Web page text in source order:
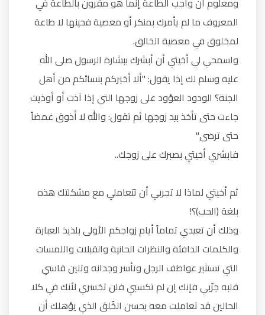
المعروف ما لم يأمرك بمنكر أو معصية فحينها لا طاعة
لمخلوق في معصية الخالق.
واسمحي لي أخيتي أن أبشرك ببشارة الرسول صلى الله
عليه وسلم لك إذا يقول: "ألا أخبركم بنسائكم من أهل
الجنة؟ الودود العؤود على زوجها التي إذا آذت أو أوذيت
جاءت حتى تأخذ بيد زوجها ثم تقول: والله لا أذوق غمضاً
حتى ترضى"
فابشري أخيتي بصبرك على زوجك..
ثم أخيتي لماذا لا تجربي أن تتعاملي مع مشكلتك هذه
بلغة (الحب)؟!
وذلك أن تعيدي تماماً أيام زواجكم الأولى بلذيذ العبارة
والكلمات الدافئة والنظرات الحانية والقبلات واللمسات
التي تستثير عواطف الرجل وتأسر وجدانه وتلين قاسي
قلبه جرّبي فإنك إن لم تكسبي فلن تخسري لأنك في كلا
الحالين قد تعاملت معه بحسن الخُلق الذي يؤهلك أن